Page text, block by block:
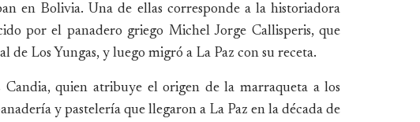
en Bolivia. Una de ellas corresponde a la historiadora
por el panadero griego Michel Jorge Callisperis, que
Los Yungas, y luego migró a La Paz con su receta.
quien atribuye el origen de la marraqueta a los
y pastelería que llegaron a La Paz en la década de